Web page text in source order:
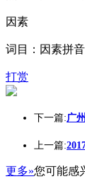
因素
词目：因素拼
打赏
下一篇:广
上一篇:
更多»您可能感